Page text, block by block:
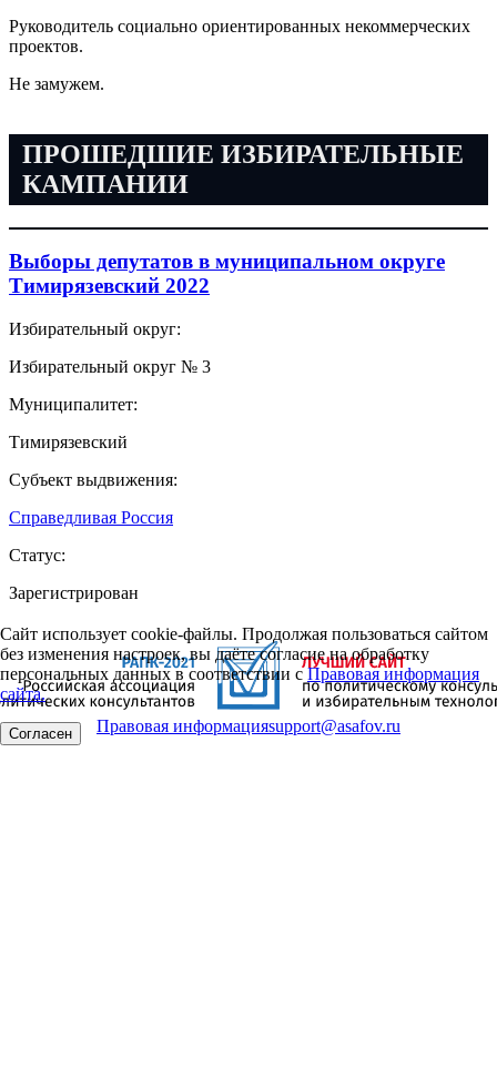
Руководитель социально ориентированных некоммерческих
проектов.
Не замужем.
ПРОШЕДШИЕ ИЗБИРАТЕЛЬНЫЕ
КАМПАНИИ
Выборы депутатов в муниципальном округе
Тимирязевский 2022
Избирательный округ:
Избирательный округ № 3
Муниципалитет:
Тимирязевский
Субъект выдвижения:
Справедливая Россия
Статус:
Зарегистрирован
Сайт использует cookie-файлы. Продолжая пользоваться сайтом
без изменения настроек, вы даёте согласие на обработку
персональных данных в соответствии сПравовая информация
сайта.
Согласен Правовая информацияsupport@asafov.ru